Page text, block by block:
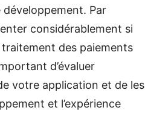
Par
considérablement si
des paiements
d’évaluer
votre application et de les
et l’expérience